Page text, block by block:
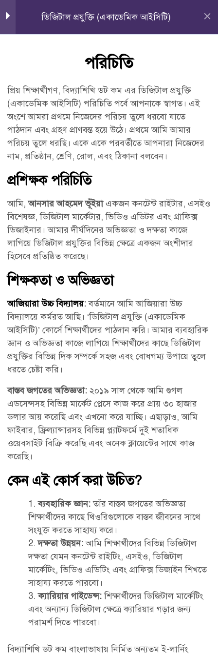
ব্যবহার করুন!
কোর্সগুলো দেখুন
রেজিষ্ট্রেশন
Home সকল কোর্স
একাডেমিক প্রস্তুতি
ডিজিটাল প্রযুক্তি (একাডেমিক আইসিটি)
ডিজিটাল প্রযুক্তি (একাডেমিক আইসিটি)
স্টুডেন্ট এনরোলমেন্ট,
মৌলিক আলোচনা
কোর্স ওভারভিউ
2 Minutes
স্টুডেন্ট এনরোলমেন্ট
5 Minutes
মৌলিক আলোচনা
3 Minutes
প্রাক-কোর্স নলেজ টেস্ট
30 Minutes
30 Questions
আইসিটি বা ডিজিটাল প্রযুক্তি
ইতিহাস ও ভবিষ্যৎ
কম্পিউটার পরিচিতি,
হার্ডওয়ার এবং সফটওয়্যার
5
ওয়ার্ড প্রসেসিং পরিচিতি 5
মাইক্রোসফট ওয়ার্ড বেসিক 8
ওয়ার্ড ডকুমেন্ট স্ট্রাকচার 5
টেবিল এবং ইমেজ
স্টাইল এবং টেমপ্লেটস্ 3
এডভান্স ফরম্যাটিং 5
মেইল মার্জ
সহযোগিতা এবং পর্যালোচনা 4
মাইক্রোসফট ওয়ার্ড 3
পরিচিতি
প্রিয় শিক্ষার্থীগণ, বিদ্যাশিখি ডট কম এর ডিজিটাল প্রযুক্তি
(একাডেমিক আইসিটি) পরিচিতি পর্বে আপনাকে স্বাগত। এই
অংশে আমরা প্রথমে নিজেদের পরিচয় তুলে ধরবো যাতে
পাঠদান এবং গ্রহণ প্রাণবন্ত হয়ে উঠে। প্রথমে আমি আমার
পরিচয় তুলে ধরছি। একে একে পরবর্তীতে আপনারা নিজেদের
নাম, প্রতিষ্ঠান, শ্রেণি, রোল, এবং ঠিকানা বলবেন।
প্রশিক্ষক পরিচিতি
আমি,আনসার আহমেদ ভূঁইয়াএকজন কনটেন্ট রাইটার, এসইও
বিশেষজ্ঞ, ডিজিটাল মার্কেটার, ভিডিও এডিটর এবং গ্রাফিক্স
ডিজাইনার। আমার দীর্ঘদিনের অভিজ্ঞতা ও দক্ষতা কাজে
লাগিয়ে ডিজিটাল প্রযুক্তির বিভিন্ন ক্ষেত্রে একজন অংশীদার
হিসেবে প্রতিষ্ঠিত করেছে।
শিক্ষকতা ও অভিজ্ঞতা
আজিয়ারা উচ্চ বিদ্যালয়:বর্তমানে আমি আজিয়ারা উচ্চ
বিদ্যালয়ে কর্মরত আছি। ‘ডিজিটাল প্রযুক্তি (একাডেমিক
আইসিটি)’ কোর্সে শিক্ষার্থীদের পাঠদান করি। আমার ব্যবহারিক
জ্ঞান ও অভিজ্ঞতা কাজে লাগিয়ে শিক্ষার্থীদের কাছে ডিজিটাল
প্রযুক্তির বিভিন্ন দিক সম্পর্কে সহজ এবং বোধগম্য উপায়ে তুলে
ধরতে চেষ্টা করি।
বাস্তব জগতের অভিজ্ঞতা: ২০১৯ সাল থেকে আমি গুগল
এডসেন্সসহ বিভিন্ন মার্কেট প্লেসে কাজ করে প্রায় ৩০ হাজার
ডলার আয় করেছি এবং এখনো করে যাচ্ছি। এছাড়াও, আমি
ফাইবার, ফ্রিল্যান্সারসহ বিভিন্ন প্ল্যাটফর্মে দুই শতাধিক
ওয়েবসাইট বিক্রি করেছি এবং অনেক ক্লায়েন্টের সাথে কাজ
করেছি।
কেন এই কোর্স করা উচিত?
ব্যবহারিক জ্ঞান:তাঁর বাস্তব জগতের অভিজ্ঞতা
শিক্ষার্থীদের কাছে থিওরিগুলোকে বাস্তব জীবনের সাথে
সংযুক্ত করতে সাহায্য করে।
দক্ষতা উন্নয়ন:আমি শিক্ষার্থীদের বিভিন্ন ডিজিটাল
দক্ষতা যেমন কনটেন্ট রাইটিং, এসইও, ডিজিটাল
মার্কেটিং, ভিডিও এডিটিং এবং গ্রাফিক্স ডিজাইন শিখতে
সাহায্য করতে পারবো।
ক্যারিয়ার গাইডেন্স:শিক্ষার্থীদের ডিজিটাল মার্কেটিং
এবং অন্যান্য ডিজিটাল ক্ষেত্রে ক্যারিয়ার গড়ার জন্য
পরামর্শ দিতে পারবো।
বিদ্যাশিখি ডট কম বাংলাভাষায় নির্মিত অন্যতম ই-লার্নিং
বাংলা ভাষায় নির্মিত অন্যতম বিনামূল্যে প্রকাশিত দক্ষতা
উন্নয়নমূলক কোর্স; পরবর্তী বিশ্বে নিজেকে যোগ্য করে তুলতে
আমাদের পরিচালিত কোর্সগুলো করুন।
শিক্ষক হিসেবে যোগ দিতে চাইলে আমাদের সাথে যোগাযোগ
করুন।
সহযোগিতা প্রয়োজন?
যোগাযোগ
সাম্প্রতিক প্রকাশনা
প্রায় জিজ্ঞাসিত প্রশ্নোত্তর
ফোরাম সংযুক্তি
ফেসবুক গ্রুপ
প্রোগ্রাম সমূহ
গ্রাফিক্স ডিজাইন
ডিজিটাল মার্কেটিং
ওয়েব ডিজাইন
ভাষা শিক্ষা
সফটওয়্যার ডেভেলাপমেন্ট
সরাসরি যোগাযোগ
ছায়ানীড়, আজিয়ারা উচ্চ বিদ্যালয় রোড, কিনারা দক্ষিণ পাড়া,
নাঙ্গলকোট, কুমিল্লা;
মোবাইল: +৮৮ ০১৯৭০ ৪৪ ৭৯৭৯
ইমেইল: Contact@BidyaShikhi.com